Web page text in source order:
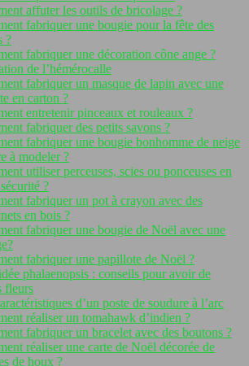
affuter les outils de bricolage ?
fabriquer une bougie pour la fête des
?
fabriquer une décoration cône ange ?
de l’hémérocalle
fabriquer un masque de lapin avec une
en carton ?
entretenir pinceaux et rouleaux ?
fabriquer des petits savons ?
fabriquer une bougie bonhomme de neige
à modeler ?
utiliser perceuses, scies ou ponceuses en
?
fabriquer un pot à crayon avec des
en bois ?
fabriquer une bougie de Noël avec une
fabriquer une papillote de Noël ?
phalaenopsis : conseils pour avoir de
fleurs
d’un poste de soudure à l’arc
réaliser un tomahawk d’indien ?
fabriquer un bracelet avec des boutons ?
réaliser une carte de Noël décorée de
de houx ?